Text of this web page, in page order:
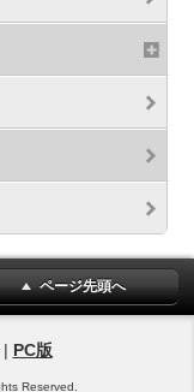
ページ先頭へ
| PC版
Reserved.